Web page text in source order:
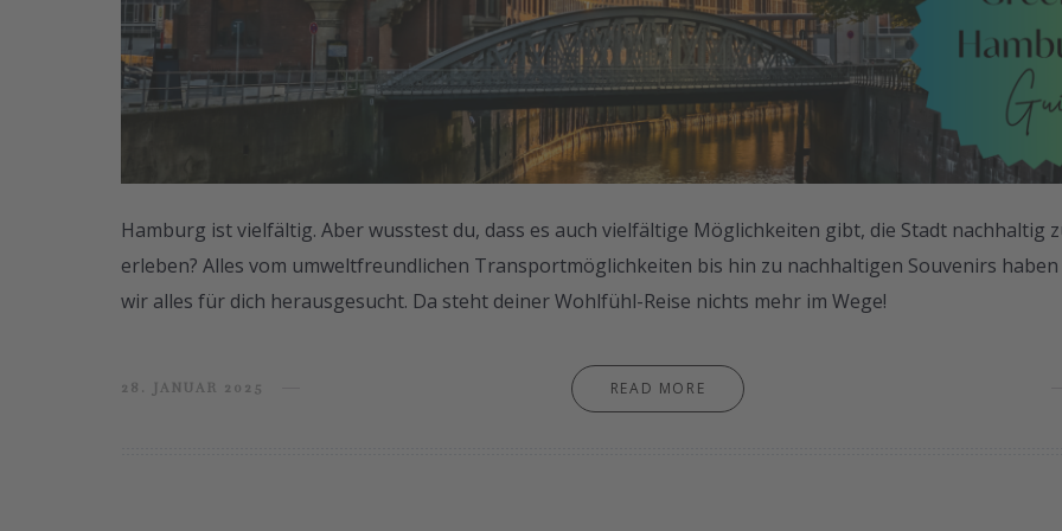
Hamburg ist vielfältig. Aber wusstest du, dass es auch vielfältige Möglichkeiten gibt, die Stadt nachhaltig
erleben? Alles vom umweltfreundlichen Transportmöglichkeiten bis hin zu nachhaltigen Souvenirs haben
wir alles für dich herausgesucht. Da steht deiner Wohlfühl-Reise nichts mehr im Wege!
28. JANUAR 2025 READ MORE